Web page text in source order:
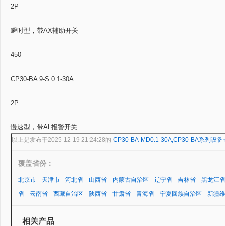
2P
瞬时型，带AX辅助开关
450
CP30-BA 9-S 0.1-30A
2P
慢速型，带AL报警开关
以上是发布于2025-12-19 21:24:28的 CP30-BA-MD0.1-30A,CP30-BA系列设
覆盖省份：
北京市 天津市 河北省 山西省 内蒙古自治区 辽宁省 吉林省
黑龙江省
省
云南省 西藏自治区 陕西省 甘肃省 青海省 宁夏回族自治区 新疆
相关产品